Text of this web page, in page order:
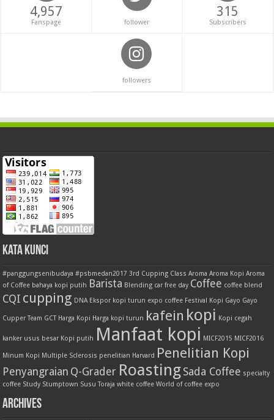
4,957
Fanspage follower
315
Subscribers
followers
Kata Kunci
#panggungsenibudaya #psbmedan2017 3rd Cupping Class Aroma Aroma Kopi Aroma
of Coffee bahaya kopi putih Barista Blending car free day Coffee coffee blend
CQI cupping DNA Ekspor kopi turun expo coffee Festival Kopi Gayo Gayo
Cupper Team GCT Harga Kopi Harga kopi turun kafein kopi Kopi cegah
kanker usus besar Kopi putih Manfaat kopi MICF2015 MICF2016
Minum Kopi Multiple Sclerosis penelitian Harvard Penelitian Kopi
Penyangraian Q-Grader Roasting Sada Coffee specialty
coffee Study Stumptown Susu Toraja white coffee World of coffee expo
Archives